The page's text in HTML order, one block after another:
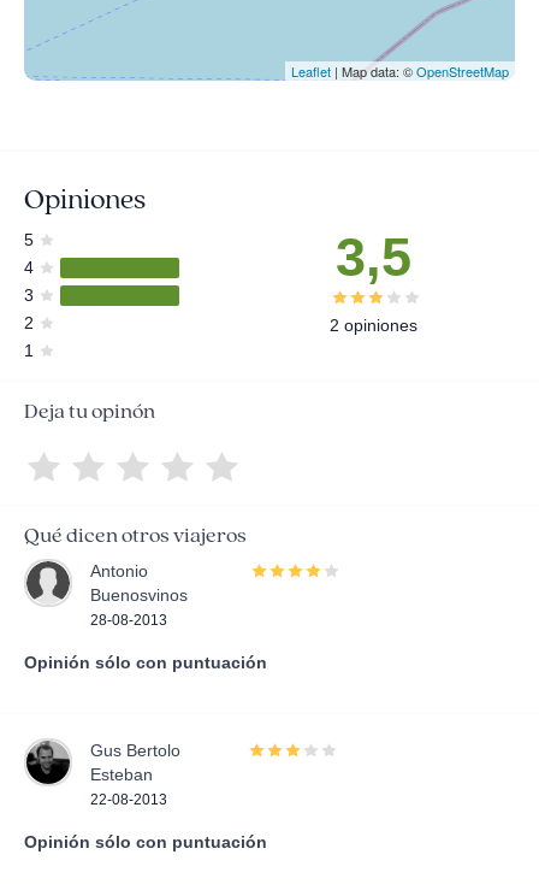
Leaflet | Map data: ©OpenStreetMap
Opiniones
5
4
3
2
1
3,5
2 opiniones
Deja tu opinón
Qué dicen otros viajeros
Antonio
Buenosvinos
28-08-2013
Opinión sólo con puntuación
Gus Bertolo
Esteban
22-08-2013
Opinión sólo con puntuación